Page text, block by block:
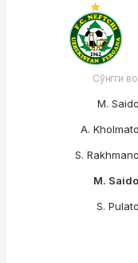
Сўнгги
M.
A.
S.
M.
S.